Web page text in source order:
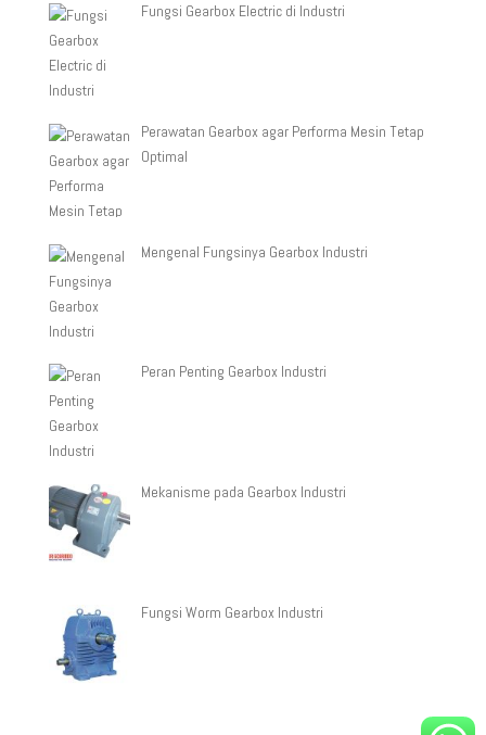
Fungsi Gearbox Electric di Industri
Perawatan Gearbox agar Performa Mesin Tetap
Optimal
Mengenal Fungsinya Gearbox Industri
Peran Penting Gearbox Industri
Mekanisme pada Gearbox Industri
Fungsi Worm Gearbox Industri